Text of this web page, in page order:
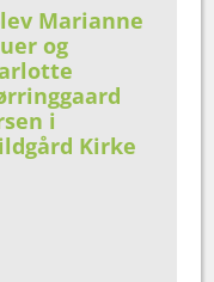
Marianne
og
i
Kirke